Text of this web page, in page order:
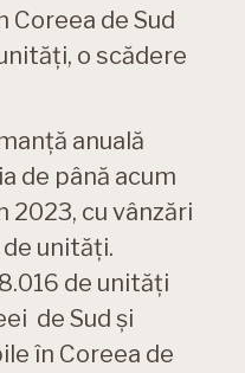
Coreea de Sud
o scădere
anuală
de până acum
cu vânzări
unități.
de unități
de Sud și
în Coreea de